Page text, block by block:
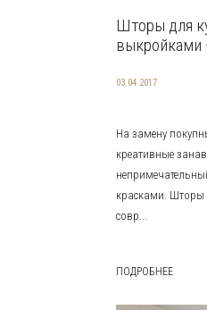
Шторы для
03.04.2017
На замену
креативные
красками. Шторы
совр...
ПОДРОБНЕЕ